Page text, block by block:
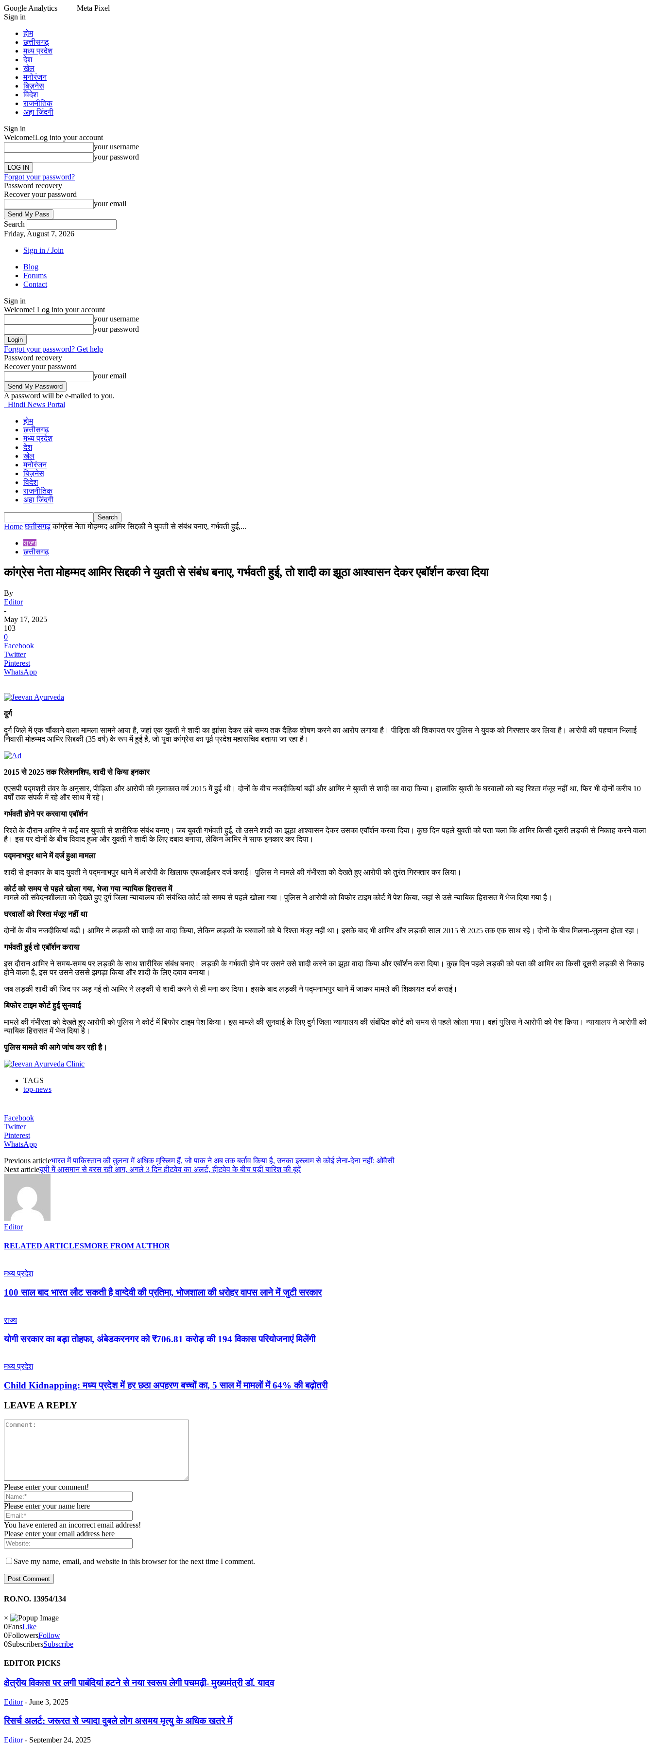
Google Analytics —— Meta Pixel
Sign in
होम
छत्तीसगढ़
मध्य प्रदेश
देश
खेल
मनोरंजन
बिज़नेस
विदेश
राजनीतिक
अहा जिंदगी
Sign in
Welcome!Log into your account
your username
your password
Forgot your password?
Password recovery
Recover your password
your email
Search
Friday, August 7, 2026
Sign in / Join
Blog
Forums
Contact
Sign in
Welcome! Log into your account
your username
your password
Forgot your password? Get help
Password recovery
Recover your password
your email
A password will be e-mailed to you.
Hindi News Portal
होम
छत्तीसगढ़
मध्य प्रदेश
देश
खेल
मनोरंजन
बिज़नेस
विदेश
राजनीतिक
अहा जिंदगी
Home छत्तीसगढ़ कांग्रेस नेता मोहम्मद आमिर सिद्दकी ने युवती से संबंध बनाए, गर्भवती हुई,...
राज्य
छत्तीसगढ़
कांग्रेस नेता मोहम्मद आमिर सिद्दकी ने युवती से संबंध बनाए, गर्भवती हुई, तो शादी का झूठा आश्वासन देकर एबॉर्शन करवा दिया
By
Editor
-
May 17, 2025
103
0
Facebook
Twitter
Pinterest
WhatsApp
दुर्ग
दुर्ग जिले में एक चौंकाने वाला मामला सामने आया है, जहां एक युवती ने शादी का झांसा देकर लंबे समय तक दैहिक शोषण करने का आरोप लगाया है। पीड़िता की शिकायत पर पुलिस ने युवक को गिरफ्तार कर लिया है। आरोपी की पहचान भिलाई
निवासी मोहम्मद आमिर सिद्दकी (35 वर्ष) के रूप में हुई है, जो युवा कांग्रेस का पूर्व प्रदेश महासचिव बताया जा रहा है।
2015 से 2025 तक रिलेशनशिप, शादी से किया इनकार
एएसपी पद्मश्री तंवर के अनुसार, पीड़िता और आरोपी की मुलाकात वर्ष 2015 में हुई थी। दोनों के बीच नजदीकियां बढ़ीं और आमिर ने युवती से शादी का वादा किया। हालांकि युवती के घरवालों को यह रिश्ता मंजूर नहीं था, फिर भी दोनों करीब 10
वर्षों तक संपर्क में रहे और साथ में रहे।
गर्भवती होने पर करवाया एबॉर्शन
रिश्ते के दौरान आमिर ने कई बार युवती से शारीरिक संबंध बनाए। जब युवती गर्भवती हुई, तो उसने शादी का झूठा आश्वासन देकर उसका एबॉर्शन करवा दिया। कुछ दिन पहले युवती को पता चला कि आमिर किसी दूसरी लड़की से निकाह करने वाला
है। इस पर दोनों के बीच विवाद हुआ और युवती ने शादी के लिए दबाव बनाया, लेकिन आमिर ने साफ इनकार कर दिया।
पद्मनाभपुर थाने में दर्ज हुआ मामला
शादी से इनकार के बाद युवती ने पद्मनाभपुर थाने में आरोपी के खिलाफ एफआईआर दर्ज कराई। पुलिस ने मामले की गंभीरता को देखते हुए आरोपी को तुरंत गिरफ्तार कर लिया।
कोर्ट को समय से पहले खोला गया, भेजा गया न्यायिक हिरासत में
मामले की संवेदनशीलता को देखते हुए दुर्ग जिला न्यायालय की संबंधित कोर्ट को समय से पहले खोला गया। पुलिस ने आरोपी को बिफोर टाइम कोर्ट में पेश किया, जहां से उसे न्यायिक हिरासत में भेज दिया गया है।
घरवालों को रिश्ता मंजूर नहीं था
दोनों के बीच नजदीकियां बढ़ी। आमिर ने लड़की को शादी का वादा किया, लेकिन लड़की के घरवालों को ये रिश्ता मंजूर नहीं था। इसके बाद भी आमिर और लड़की साल 2015 से 2025 तक एक साथ रहे। दोनों के बीच मिलना-जुलना होता रहा।
गर्भवती हुई तो एबॉर्शन कराया
इस दौरान आमिर ने समय-समय पर लड़की के साथ शारीरिक संबंध बनाए। लड़की के गर्भवती होने पर उसने उसे शादी करने का झूठा वादा किया और एबॉर्शन करा दिया। कुछ दिन पहले लड़की को पता की आमिर का किसी दूसरी लड़की से निकाह
होने वाला है, इस पर उसने उससे झगड़ा किया और शादी के लिए दबाव बनाया।
जब लड़की शादी की जिद पर अड़ गई तो आमिर ने लड़की से शादी करने से ही मना कर दिया। इसके बाद लड़की ने पद्मनाभपुर थाने में जाकर मामले की शिकायत दर्ज कराई।
बिफोर टाइम कोर्ट हुई सुनवाई
मामले की गंभीरता को देखते हुए आरोपी को पुलिस ने कोर्ट में बिफोर टाइम पेश किया। इस मामले की सुनवाई के लिए दुर्ग जिला न्यायालय की संबंधित कोर्ट को समय से पहले खोला गया। वहां पुलिस ने आरोपी को पेश किया। न्यायालय ने आरोपी को
न्यायिक हिरासत में भेज दिया है।
पुलिस मामले की आगे जांच कर रही है।
TAGS
top-news
Facebook
Twitter
Pinterest
WhatsApp
Previous articleभारत में पाकिस्तान की तुलना में अधिक मुस्लिम हैं, जो पाक ने अब तक बर्ताव किया है, उनका इस्लाम से कोई लेना-देना नहीं: ओवैसी
Next articleयूपी में आसमान से बरस रही आग, अगले 3 दिन हीटवेव का अलर्ट, हीटवेव के बीच पड़ीं बारिश की बूंदें
Editor
RELATED ARTICLESMORE FROM AUTHOR
मध्य प्रदेश
100 साल बाद भारत लौट सकती है वाग्देवी की प्रतिमा, भोजशाला की धरोहर वापस लाने में जुटी सरकार
राज्य
योगी सरकार का बड़ा तोहफा, अंबेडकरनगर को ₹706.81 करोड़ की 194 विकास परियोजनाएं मिलेंगी
मध्य प्रदेश
Child Kidnapping: मध्य प्रदेश में हर छठा अपहरण बच्चों का, 5 साल में मामलों में 64% की बढ़ोतरी
LEAVE A REPLY
Please enter your comment!
Please enter your name here
You have entered an incorrect email address!
Please enter your email address here
Save my name, email, and website in this browser for the next time I comment.
RO.NO. 13954/134
×
0FansLike
0FollowersFollow
0SubscribersSubscribe
EDITOR PICKS
क्षेत्रीय विकास पर लगी पाबंदियां हटने से नया स्वरूप लेगी पचमढ़ी- मुख्यमंत्री डॉ. यादव
Editor - June 3, 2025
रिसर्च अलर्ट: जरूरत से ज्यादा दुबले लोग असमय मृत्यु के अधिक खतरे में
Editor - September 24, 2025